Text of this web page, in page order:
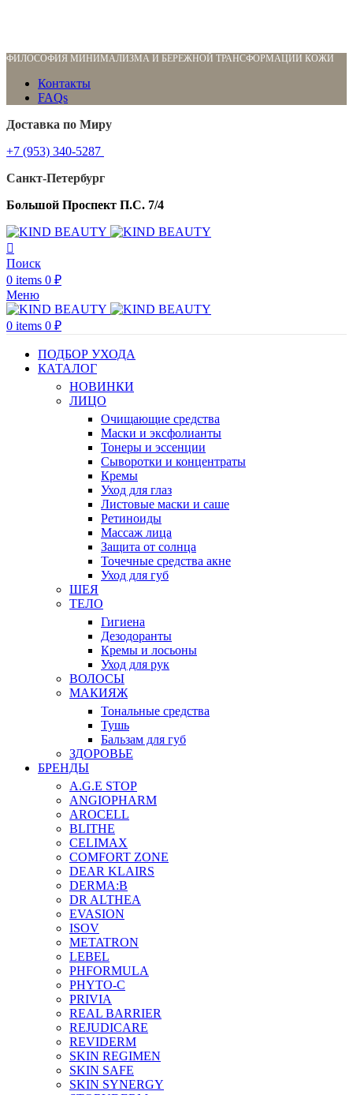
ФИЛОСОФИЯ МИНИМАЛИЗМА И БЕРЕЖНОЙ ТРАНСФОРМАЦИИ КОЖИ
Контакты
FAQs
Доставка по Миру
+7 (953) 340-5287
Санкт-Петербург
Большой Проспект П.С. 7/4
Поиск
0 items 0 ₽
Меню
0 items 0 ₽
ПОДБОР УХОДА
КАТАЛОГ
НОВИНКИ
ЛИЦО
Очищающие средства
Маски и эксфолианты
Тонеры и эссенции
Сыворотки и концентраты
Кремы
Уход для глаз
Листовые маски и саше
Ретиноиды
Массаж лица
Защита от солнца
Точечные средства акне
Уход для губ
ШЕЯ
ТЕЛО
Гигиена
Дезодоранты
Кремы и лосьоны
Уход для рук
ВОЛОСЫ
МАКИЯЖ
Тональные средства
Тушь
Бальзам для губ
ЗДОРОВЬЕ
БРЕНДЫ
A.G.E STOP
ANGIOPHARM
AROCELL
BLITHE
CELIMAX
COMFORT ZONE
DEAR KLAIRS
DERMA:B
DR ALTHEA
EVASION
ISOV
METATRON
LEBEL
PHFORMULA
PHYTO-C
PRIVIA
REAL BARRIER
REJUDICARE
REVIDERM
SKIN REGIMEN
SKIN SAFE
SKIN SYNERGY